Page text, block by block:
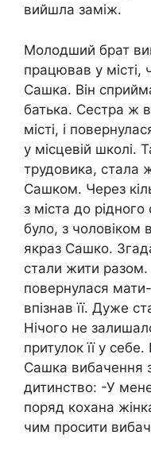
вийшла заміж.
Молодший брат
працював у місті,
Сашка. Він
батька. Сестра ж
місті, і
у місцевій школі.
трудовика, стала
Сашком. Через
з міста до рідного
було, з чоловіком
якраз Сашко.
стали жити разом.
повернулася
впізнав її. Дуже
Нічого не
притулок її у
Сашка вибачення
дитинство: -У мене
поряд кохана
чим просити